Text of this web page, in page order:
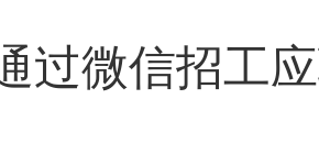
过微信招工